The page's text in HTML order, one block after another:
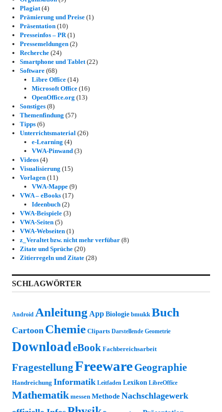
Plagiat(4)
Prämierung und Preise (1)
Präsentation (10)
Presseinfos – PR(1)
Pressemeldungen (2)
Recherche (24)
Smartphone und Tablet(22)
Software (68)
Libre Office (14)
Microsoft Office (16)
OpenOffice.org (13)
Sonstiges (8)
Themenfindung (57)
Tipps (6)
Unterrichtsmaterial (26)
e-Learning (4)
VWA-Pinwand (3)
Videos (4)
Visualisierung (15)
Vorlagen (11)
VWA-Mappe (9)
VWA – eBooks (17)
Ideenbuch (2)
VWA-Beispiele (3)
VWA-Seiten (5)
VWA-Webseiten (1)
z_Veraltet bzw. nicht mehr verfübar (8)
Zitate und Sprüche (20)
Zitierregeln und Zitate (28)
SCHLAGWÖRTER
Android Anleitung AppBiologie bmukk Buch
Cartoon Chemie Cliparts Darstellende Geometrie
DownloadeBook Fachbereichsarbeit
FragestellungFreewareGeographie
Handreichung Informatik Leitfaden Lexikon LibreOffice
Mathematik messen MethodeNachschlagewerk